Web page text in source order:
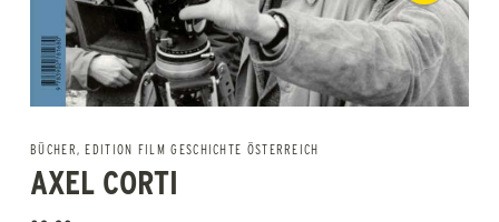
BÜCHER,EDITION FILM GESCHICHTE ÖSTERREICH
AXEL CORTI